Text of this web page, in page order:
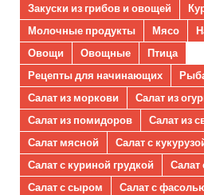
Закуски из грибов и овощей
Молочные продукты
Мясо
Овощи
Овощные
Птица
Рецепты для начинающих
Салат из моркови
Салат из
Салат из помидоров
Салат из
Салат мясной
Салат с
Салат с куриной грудкой
Салат
Салат с сыром
Салат с